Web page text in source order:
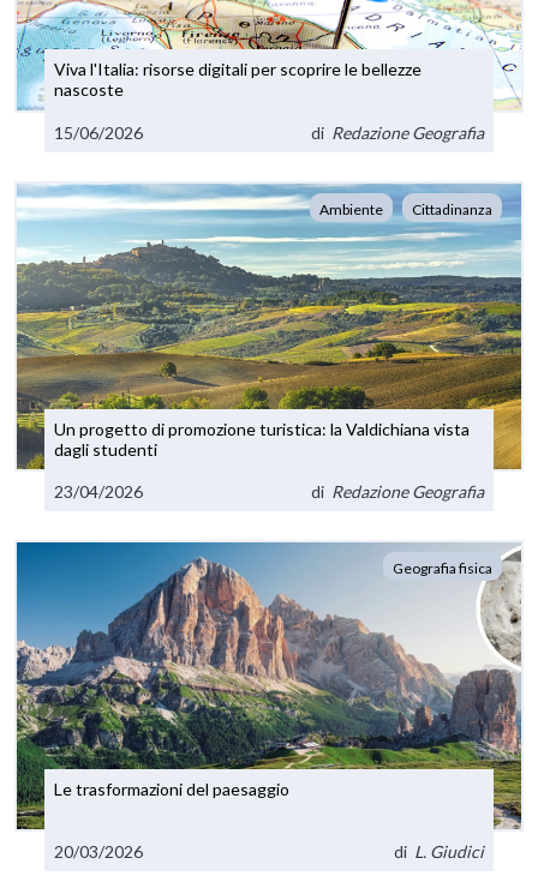
Viva l'Italia: risorse digitali per scoprire le bellezze
nascoste
15/06/2026 di Redazione Geografia
Ambiente Cittadinanza
Un progetto di promozione turistica: la Valdichiana vista
dagli studenti
23/04/2026 di Redazione Geografia
Geografia fisica
Le trasformazioni del paesaggio
20/03/2026 di L. Giudici